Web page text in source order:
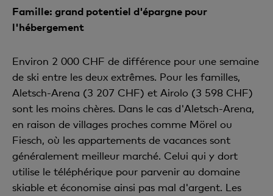
Famille: grand potentiel d'épargne pour
l'hébergement
Environ 2 000 CHF de différence pour une semaine
de ski entre les deux extrêmes. Pour les familles,
Aletsch-Arena (3 207 CHF) et Airolo (3 598 CHF)
sont les moins chères. Dans le cas d'Aletsch-Arena,
en raison de villages proches comme Mörel ou
Fiesch, où les appartements de vacances sont
généralement meilleur marché. Celui qui y dort
utilise le téléphérique pour parvenir au domaine
skiable et économise ainsi pas mal d'argent. Les